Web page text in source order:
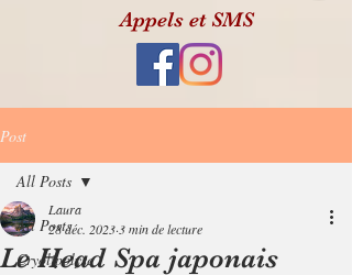
Appels et SMS
Post
All Posts
Cryolipolyse
All Posts
Le Head Spa japonais
Laura
28 déc. 2023 3 min de lecture